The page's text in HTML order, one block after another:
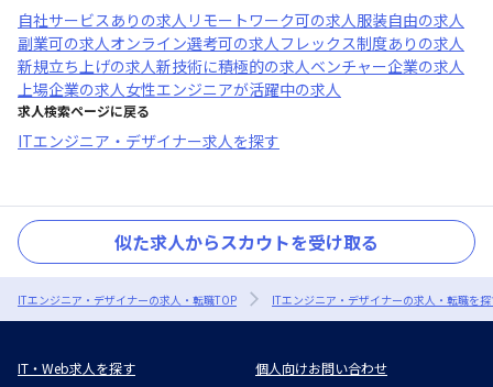
自社サービスあり の求人 リモートワーク可の求人服装自由の求人
副業可の求人オンライン選考可の求人フレックス制度あり の求人
新規立ち上げの求人新技術に積極的の求人ベンチャー企業の求人
上場企業の求人女性エンジニアが活躍中の求人
求人検索ページに戻る
ITエンジニア・デザイナー求人を探す
似た求人からスカウトを受け取る
ITエンジニア・デザイナーの求人・転職TOP ITエンジニア・デザイナーの求人・転職を
IT・Web求人を探す 個人向けお問い合わせ